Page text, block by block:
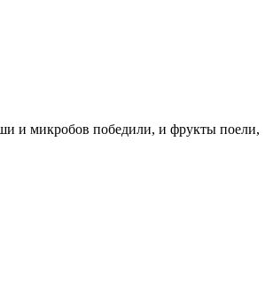
и микробов победили, и фрукты поели,